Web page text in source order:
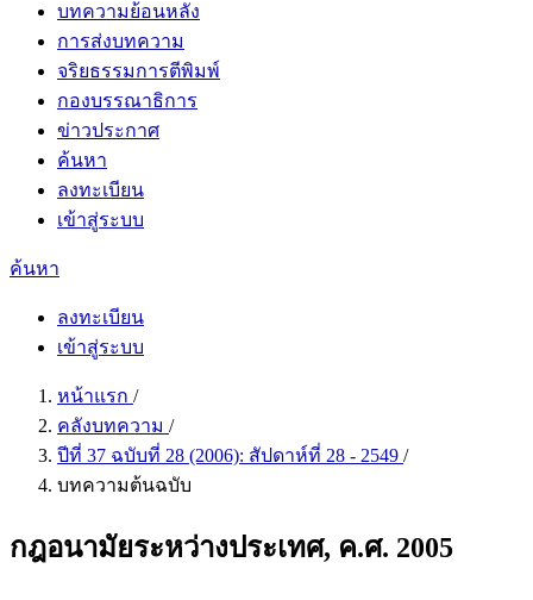
บทความย้อนหลัง
การส่งบทความ
จริยธรรมการตีพิมพ์
กองบรรณาธิการ
ข่าวประกาศ
ค้นหา
ลงทะเบียน
เข้าสู่ระบบ
ค้นหา
ลงทะเบียน
เข้าสู่ระบบ
หน้าแรก /
คลังบทความ /
ปีที่ 37 ฉบับที่ 28 (2006): สัปดาห์ที่ 28 - 2549 /
บทความต้นฉบับ
กฎอนามัยระหว่างประเทศ, ค.ศ. 2005